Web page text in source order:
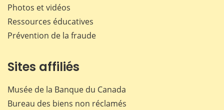
Photos et vidéos
Ressources éducatives
Prévention de la fraude
Sites affiliés
Musée de la Banque du Canada
Bureau des biens non réclamés